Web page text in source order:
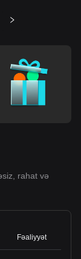
rahat və
Fəaliyyət